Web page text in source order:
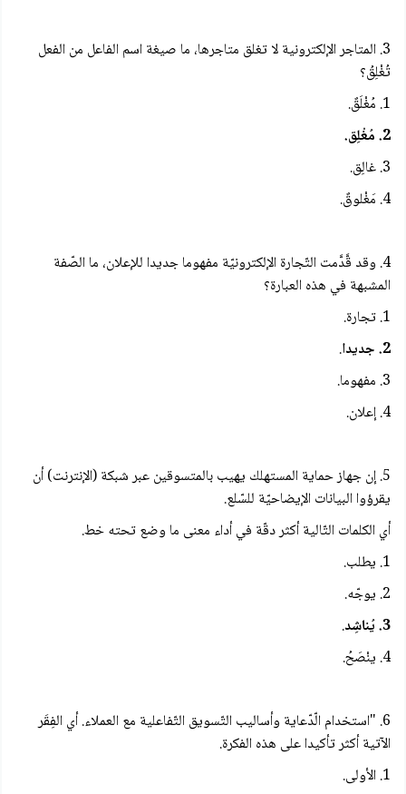
3. المتاجر الإلكترونية لا تغلق متاجرها، ما صيغة اسم الفاعل من الفعل
تُغْلِقُ؟
1. مُغْلَقٌ.
2. مُغْلِق.
3. غالِق.
4. مَغْلوقٌ.
4. وقد قَّدَّمت التّجارة الإلكترونيّة مفهوما جديدا للإعلان، ما الصّفة
المشبهة في هذه العبارة؟
1. تجارة.
2. جديدا
.
3. مفهوما.
4. إعلان.
5. إن جهاز حماية المستهلك يهيب بالمتسوقين عبر شبكة (الإنترنت) أن
يقرؤوا البيانات الإيضاحيّة للسّلع.
أي الكلمات التّالية أكثر دقّة في أداء معنى ما وضع تحته خط.
1. يطلب.
2. يوجّه.
3. يُناشِد
.
4. ينْصَحُ.
6. "استخدام الّدّعاية وأساليب التّسويق التّفاعلية مع العملاء. أي الفِقَر
الآتية أكثر تأكيدا على هذه الفكرة.
1. الأولى.